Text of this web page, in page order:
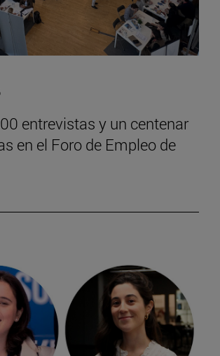
entrevistas y un centenar
en el Foro de Empleo de